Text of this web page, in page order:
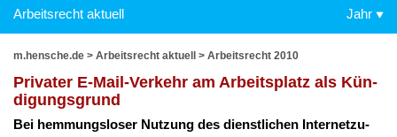
Arbeitsrecht aktuell Jahr
m.hensche.de > Arbeitsrecht aktuell > Arbeitsrecht 2010
Pri­va­ter E-Mail-Ver­kehr am Ar­beits­platz als Kün­
di­gungs­grund
Bei hem­mungs­lo­ser Nut­zung des dienst­li­chen In­ter­net­zu­